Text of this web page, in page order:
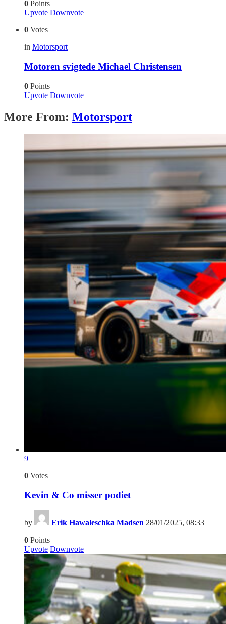
0 Points
Upvote Downvote
0 Votes
in Motorsport
Motoren svigtede Michael Christensen
0 Points
Upvote Downvote
More From: Motorsport
9
0 Votes
Kevin & Co misser podiet
by Erik Hawaleschka Madsen 28/01/2025, 08:33
0 Points
Upvote Downvote